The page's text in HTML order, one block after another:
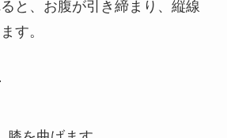
と、お腹が引き締まり、縦線
す。